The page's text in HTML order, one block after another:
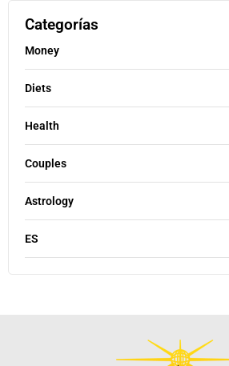
Categorías
Money
Diets
Health
Couples
Astrology
ES